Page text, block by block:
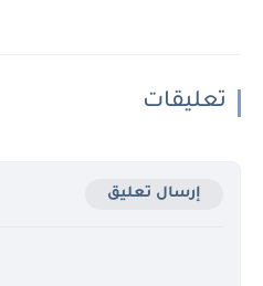
تعليقات
إرسال تعليق